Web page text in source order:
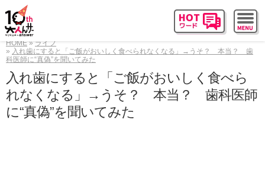
HOME
ライフ
入れ歯にすると「ご飯がおいしく食べられなくなる」→うそ？ 本当？ 歯
科医師に“真偽”を聞いてみた
入れ歯にすると「ご飯がおいしく食べら
れなくなる」→うそ？ 本当？ 歯科医師
に“真偽”を聞いてみた